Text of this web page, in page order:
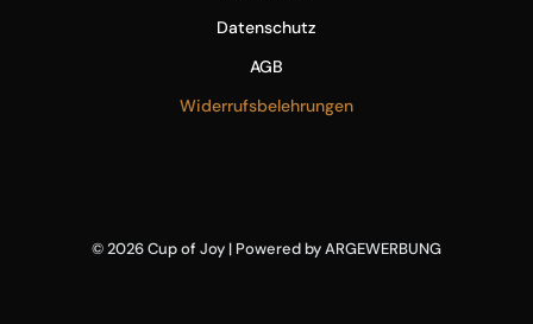
Datenschutz
AGB
Widerrufsbelehrungen
© 2026Cup of Joy | Powered byARGEWERBUNG